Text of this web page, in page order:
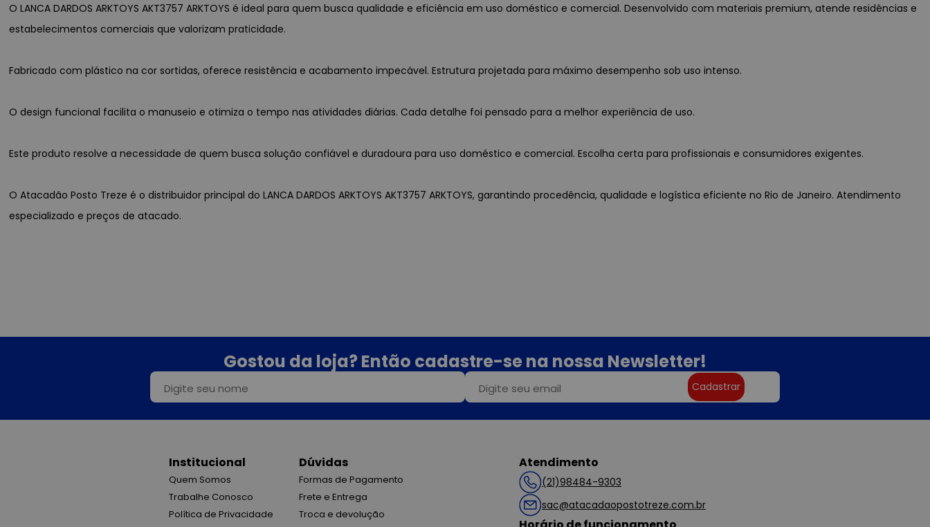
O LANCA DARDOS ARKTOYS AKT3757 ARKTOYS é ideal para quem busca qualidade e eficiência em uso doméstico e comercial. Desenvolvido com materiais premium, atende residências e
estabelecimentos comerciais que valorizam praticidade.
Fabricado com plástico na cor sortidas, oferece resistência e acabamento impecável. Estrutura projetada para máximo desempenho sob uso intenso.
O design funcional facilita o manuseio e otimiza o tempo nas atividades diárias. Cada detalhe foi pensado para a melhor experiência de uso.
Este produto resolve a necessidade de quem busca solução confiável e duradoura para uso doméstico e comercial. Escolha certa para profissionais e consumidores exigentes.
O Atacadão Posto Treze é o distribuidor principal do LANCA DARDOS ARKTOYS AKT3757 ARKTOYS, garantindo procedência, qualidade e logística eficiente no Rio de Janeiro. Atendimento
especializado e preços de atacado.
Gostou da loja? Então cadastre-se na nossa Newsletter!
Cadastrar
Institucional
Quem Somos
Trabalhe Conosco
Política de Privacidade
Dúvidas
Formas de Pagamento
Frete e Entrega
Troca e devolução
Atendimento
(21)98484-9303
sac@atacadaopostotreze.com.br